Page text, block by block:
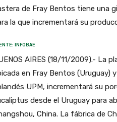
de Fray Bentos tiene una
la que incrementará su
INFOBAE
AIRES (18/11/2009).- La
en Fray Bentos (Uruguay)
UPM, incrementará su
desde el Uruguay para
China. La fábrica de